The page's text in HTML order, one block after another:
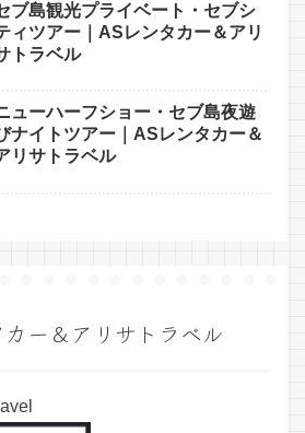
ブ島観光プライベート・セブシ
ィツアー｜ASレンタカー＆アリ
トラベル
ューハーフショー・セブ島夜遊
ナイトツアー｜ASレンタカー＆
リサトラベル
ー＆アリサトラベル